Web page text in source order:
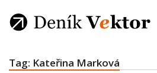
Tag: Kateřina Marková